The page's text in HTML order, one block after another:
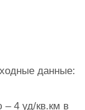
данные:
– 4 уд/кв.км в